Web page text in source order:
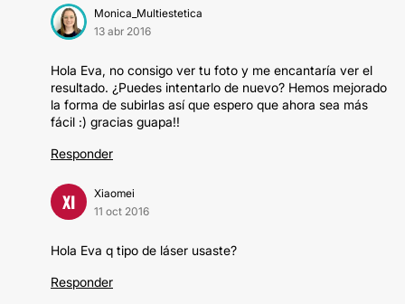
Monica_Multiestetica
13 abr 2016
Hola Eva, no consigo ver tu foto y me encantaría ver el
resultado. ¿Puedes intentarlo de nuevo? Hemos mejorado
la forma de subirlas así que espero que ahora sea más
fácil :) gracias guapa!!
Responder
XI
Xiaomei
11 oct 2016
Hola Eva q tipo de láser usaste?
Responder